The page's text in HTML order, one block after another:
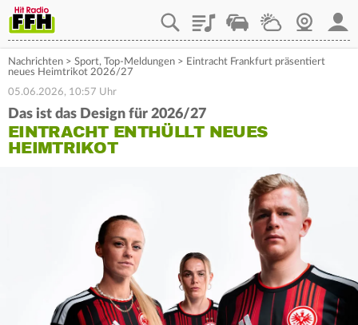
PlaylistStaupilotWetterWebcam
Nachrichten > Sport, Top-Meldungen > Eintracht Frankfurt präsentiert
neues Heimtrikot 2026/27
05.06.2026, 10:57 Uhr
Das ist das Design für 2026/27
EINTRACHT ENTHÜLLT NEUES
HEIMTRIKOT